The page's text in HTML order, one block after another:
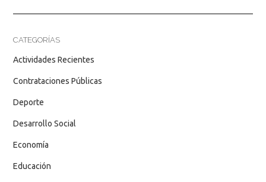
CATEGORÍAS
Actividades Recientes
Contrataciones Públicas
Deporte
Desarrollo Social
Economía
Educación